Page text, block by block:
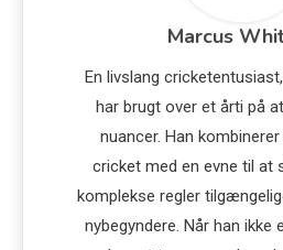
Marcus
En livslang
har brugt over et årti på
nuancer. Han
cricket med en evne til at
komplekse regler
nybegyndere. Når han ikke